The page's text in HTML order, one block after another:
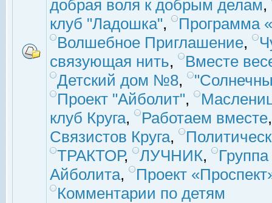
добрая воля к добрым делам,
клуб "Ладошка",
Программа
Волшебное Приглашение,
связующая нить,
Вместе
Детский дом №8,
Проект "Айболит",
клуб Круга, Работаем вместе
Связистов Круга,
ТРАКТОР, ЛУЧНИК,
Айболита,
Проект
Комментарии по детям